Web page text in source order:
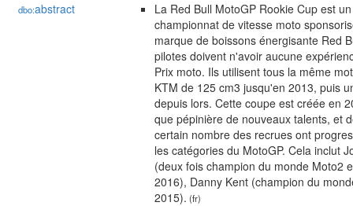
dbo:abstract
La Red Bull MotoGP Rookie Cup est un
championnat de vitesse moto
marque de boissons énergisante Red
pilotes doivent n'avoir aucune
Prix moto. Ils utilisent tous la même
KTM de 125 cm3 jusqu'en 2013, puis
depuis lors. Cette coupe est créée en
que pépinière de nouveaux talents, et
certain nombre des recrues ont
les catégories du MotoGP. Cela inclut
(deux fois champion du monde Moto2
2016), Danny Kent (champion du
2015). (fr)